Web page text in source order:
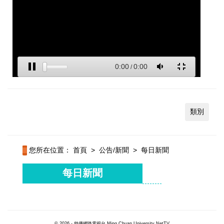
類別
您所在位置： 首頁 > 公告/新聞 > 每日新聞
每日新聞